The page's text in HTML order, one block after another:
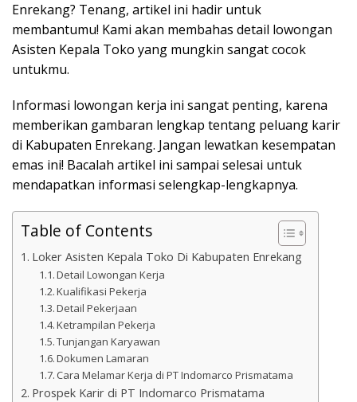
Enrekang? Tenang, artikel ini hadir untuk
membantumu! Kami akan membahas detail lowongan
Asisten Kepala Toko yang mungkin sangat cocok
untukmu.
Informasi lowongan kerja ini sangat penting, karena
memberikan gambaran lengkap tentang peluang karir
di Kabupaten Enrekang. Jangan lewatkan kesempatan
emas ini! Bacalah artikel ini sampai selesai untuk
mendapatkan informasi selengkap-lengkapnya.
Table of Contents
Loker Asisten Kepala Toko Di Kabupaten Enrekang
Detail Lowongan Kerja
Kualifikasi Pekerja
Detail Pekerjaan
Ketrampilan Pekerja
Tunjangan Karyawan
Dokumen Lamaran
Cara Melamar Kerja di PT Indomarco Prismatama
Prospek Karir di PT Indomarco Prismatama